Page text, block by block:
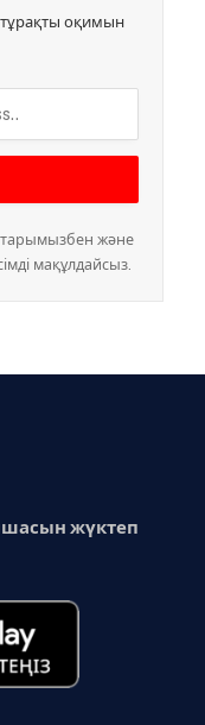
оқимын
және
мақұлдайсыз.
жүктеп